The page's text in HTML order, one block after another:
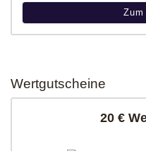
Wertgutscheine
20 €
Zum